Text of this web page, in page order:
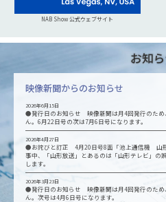
NAB Show 公式ウェブサイト
お知
映像新聞からのお知らせ
2026年6月15日
●発行日のお知らせ 映像新聞は月4回発行のため
ん。6月22日号の次は7月6日号になります。
2026年4月27日
●お詫びと訂正 4月20日号8面「池上通信機 山
事中、「山形放送」とあるのは「山形テレビ」の
します。
2026年3月23日
●発行日のお知らせ 映像新聞は月4回発行のため
ん。次号は4月6日号になります。